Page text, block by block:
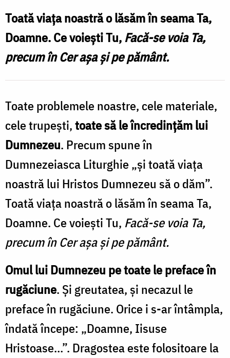
Toată viaţa noastră o lăsăm în seama Ta,
Doamne. Ce voieşti Tu,Facă-se voia Ta,
precum în Cer aşa şi pe pământ.
Toate problemele noastre, cele materiale,
cele trupeşti,toate să le încredinţăm lui
Dumnezeu. Precum spune în
Dumnezeiasca Liturghie „şi toată viaţa
noastră lui Hristos Dumnezeu să o dăm”.
Toată viaţa noastră o lăsăm în seama Ta,
Doamne. Ce voieşti Tu, Facă-se voia Ta,
precum în Cer aşa şi pe pământ.
Omul lui Dumnezeu pe toate le preface în
rugăciune. Şi greutatea, şi necazul le
preface în rugăciune. Orice i s-ar întâmpla,
îndată începe: „Doamne, Iisuse
Hristoase…”. Dragostea este folositoare la